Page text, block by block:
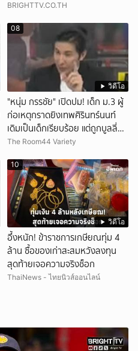
BRIGHTTV.CO.TH
วิดีโอ
08
"หนุ่ม กรรชัย" เปิดปม! เด็ก ม.3 ผู้
ก่อเหตุกราดยิงเทพศิรินทร์นนท์
เดิมเป็นเด็กเรียบร้อย แต่ถูกบูลลี่
หนัก คาดแรงกดดันสะสมกลายเป็น
The Room44 Variety
วิดีโอ
10
อึ้งหนัก! ข้าราชการเกษียณทุ่ม 4
ล้าน ซื้อของเก่าสะสมหวังลงทุน
สุดท้ายเจอความจริงช็อก
ThaiNews - ไทยนิวส์ออนไลน์